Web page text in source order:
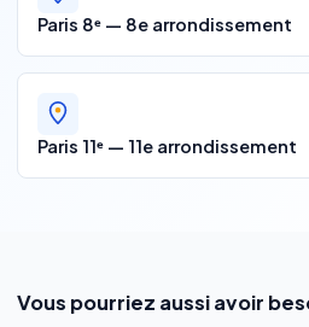
Paris 8ᵉ — 8e arrondissement
Paris 11ᵉ — 11e arrondissement
Vous pourriez aussi avoir